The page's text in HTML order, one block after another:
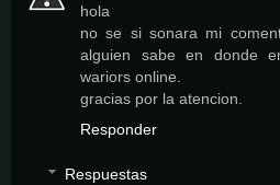
hola
no se si sonara mi
alguien sabe en donde
wariors online.
gracias por la atencion.
Responder
Respuestas